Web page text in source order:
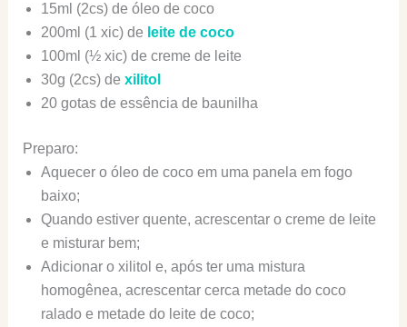
15ml (2cs) de óleo de coco
200ml (1 xic) de leite de coco
100ml (½ xic) de creme de leite
30g (2cs) de xilitol
20 gotas de essência de baunilha
Preparo:
Aquecer o óleo de coco em uma panela em fogo
baixo;
Quando estiver quente, acrescentar o creme de leite
e misturar bem;
Adicionar o xilitol e, após ter uma mistura
homogênea, acrescentar cerca metade do coco
ralado e metade do leite de coco;